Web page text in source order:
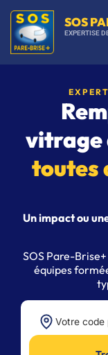
SOS
EXPERTISE
vitrage
toutes
Un impact ou
SOS Pare-
équipes